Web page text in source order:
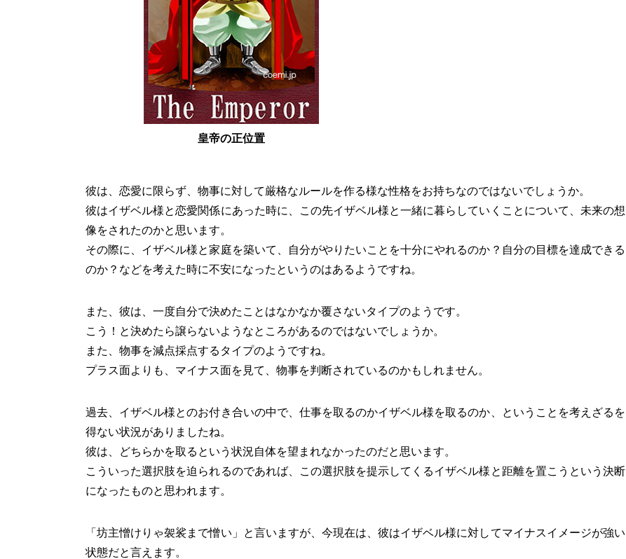
皇帝の正位置
彼は、恋愛に限らず、物事に対して厳格なルールを作る様な性格をお持ちなのではないでしょうか。
彼はイザベル様と恋愛関係にあった時に、この先イザベル様と一緒に暮らしていくことについて、未来の想
像をされたのかと思います。
その際に、イザベル様と家庭を築いて、自分がやりたいことを十分にやれるのか？自分の目標を達成できる
のか？などを考えた時に不安になったというのはあるようですね。
また、彼は、一度自分で決めたことはなかなか覆さないタイプのようです。
こう！と決めたら譲らないようなところがあるのではないでしょうか。
また、物事を減点採点するタイプのようですね。
プラス面よりも、マイナス面を見て、物事を判断されているのかもしれません。
過去、イザベル様とのお付き合いの中で、仕事を取るのかイザベル様を取るのか、ということを考えざるを
得ない状況がありましたね。
彼は、どちらかを取るという状況自体を望まれなかったのだと思います。
こういった選択肢を迫られるのであれば、この選択肢を提示してくるイザベル様と距離を置こうという決断
になったものと思われます。
「坊主憎けりゃ袈裟まで憎い」と言いますが、今現在は、彼はイザベル様に対してマイナスイメージが強い
状態だと言えます。